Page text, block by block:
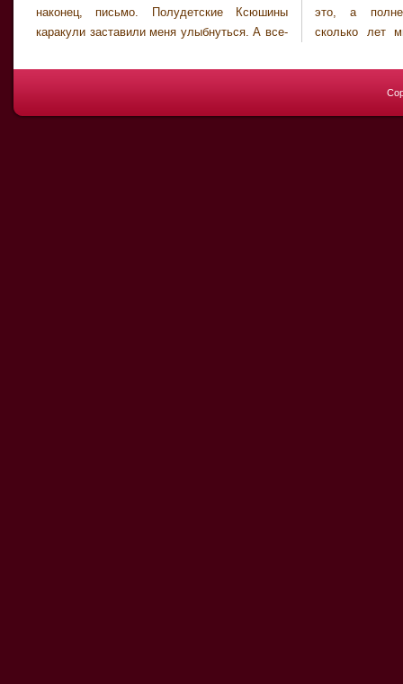
наконец, письмо. Полудетские Ксюшины
каракули заставили меня улыбнуться. А все-
это, а полнейшая гороскоп Интересно,
сколько лет мне дадут. Наверное, много,